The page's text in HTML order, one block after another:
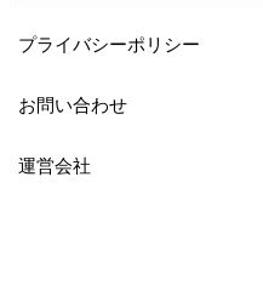
プライバシーポリシー
お問い合わせ
運営会社